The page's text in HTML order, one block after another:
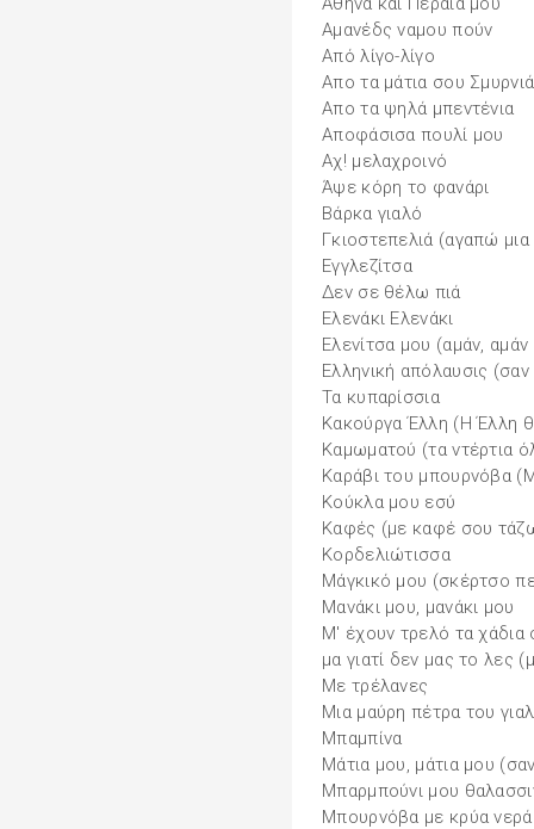
Αμανέδς ναμου πούν
Από λίγο-λίγο
Απο τα μάτια σου Σμυρνιά
Απο τα ψηλά μπεντένια
Αποφάσισα πουλί μου
Αχ! μελαχροινό
Άψε κόρη το φανάρι
Βάρκα γιαλό
Γκιοστεπελιά (αγαπώ
Εγγλεζίτσα
Δεν σε θέλω πιά
Ελενάκι Ελενάκι
Ελενίτσα μου (αμάν,
Ελληνική απόλαυσις
Τα κυπαρίσσια
Κακούργα Έλλη (Η Έλλη
Καμωματού (τα ντέρτια
Καράβι του μπουρνόβα
Κούκλα μου εσύ
Καφές (με καφέ σου
Κορδελιώτισσα
Μάγκικό μου (σκέρτσο
Μανάκι μου, μανάκι μου
Μ' έχουν τρελό τα χάδια
μα γιατί δεν μας το λες
Με τρέλανες
Μια μαύρη πέτρα του
Μπαμπίνα
Μάτια μου, μάτια μου
Μπαρμπούνι μου
Μπουρνόβα με κρύα νερά